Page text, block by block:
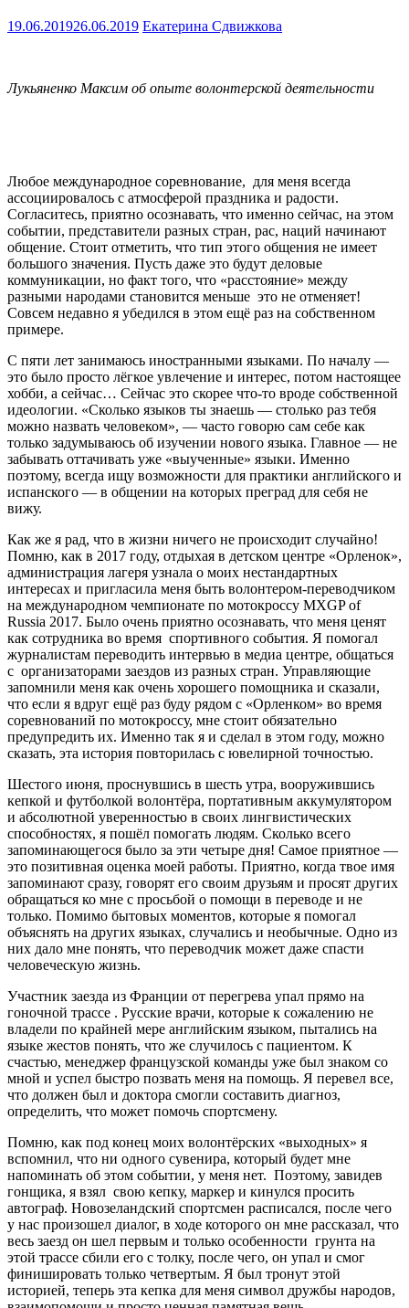
19.06.201926.06.2019 Екатерина Сдвижкова
Лукьяненко Максим об опыте волонтерской деятельности
Любое международное соревнование, для меня всегда
ассоциировалось с атмосферой праздника и радости.
Согласитесь, приятно осознавать, что именно сейчас, на этом
событии, представители разных стран, рас, наций начинают
общение. Стоит отметить, что тип этого общения не имеет
большого значения. Пусть даже это будут деловые
коммуникации, но факт того, что «расстояние» между
разными народами становится меньше это не отменяет!
Совсем недавно я убедился в этом ещё раз на собственном
примере.
С пяти лет занимаюсь иностранными языками. По началу —
это было просто лёгкое увлечение и интерес, потом настоящее
хобби, а сейчас… Сейчас это скорее что-то вроде собственной
идеологии. «Сколько языков ты знаешь — столько раз тебя
можно назвать человеком», — часто говорю сам себе как
только задумываюсь об изучении нового языка. Главное — не
забывать оттачивать уже «выученные» языки. Именно
поэтому, всегда ищу возможности для практики английского и
испанского — в общении на которых преград для себя не
вижу.
Как же я рад, что в жизни ничего не происходит случайно!
Помню, как в 2017 году, отдыхая в детском центре «Орленок»,
администрация лагеря узнала о моих нестандартных
интересах и пригласила меня быть волонтером-переводчиком
на международном чемпионате по мотокроссу MXGP of
Russia 2017. Было очень приятно осознавать, что меня ценят
как сотрудника во время спортивного события. Я помогал
журналистам переводить интервью в медиа центре, общаться
с организаторами заездов из разных стран. Управляющие
запомнили меня как очень хорошего помощника и сказали,
что если я вдруг ещё раз буду рядом с «Орленком» во время
соревнований по мотокроссу, мне стоит обязательно
предупредить их. Именно так я и сделал в этом году, можно
сказать, эта история повторилась с ювелирной точностью.
Шестого июня, проснувшись в шесть утра, вооружившись
кепкой и футболкой волонтёра, портативным аккумулятором
и абсолютной уверенностью в своих лингвистических
способностях, я пошёл помогать людям. Сколько всего
запоминающегося было за эти четыре дня! Самое приятное —
это позитивная оценка моей работы. Приятно, когда твое имя
запоминают сразу, говорят его своим друзьям и просят других
обращаться ко мне с просьбой о помощи в переводе и не
только. Помимо бытовых моментов, которые я помогал
объяснять на других языках, случались и необычные. Одно из
них дало мне понять, что переводчик может даже спасти
человеческую жизнь.
Участник заезда из Франции от перегрева упал прямо на
гоночной трассе . Русские врачи, которые к сожалению не
владели по крайней мере английским языком, пытались на
языке жестов понять, что же случилось с пациентом. К
счастью, менеджер французской команды уже был знаком со
мной и успел быстро позвать меня на помощь. Я перевел все,
что должен был и доктора смогли составить диагноз,
определить, что может помочь спортсмену.
Помню, как под конец моих волонтёрских «выходных» я
вспомнил, что ни одного сувенира, который будет мне
напоминать об этом событии, у меня нет. Поэтому, завидев
гонщика, я взял свою кепку, маркер и кинулся просить
автограф. Новозеландский спортсмен расписался, после чего
у нас произошел диалог, в ходе которого он мне рассказал, что
весь заезд он шел первым и только особенности грунта на
этой трассе сбили его с толку, после чего, он упал и смог
финишировать только четвертым. Я был тронут этой
историей, теперь эта кепка для меня символ дружбы народов,